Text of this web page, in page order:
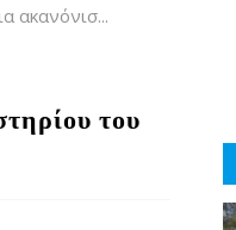
ακανόνισ...
του